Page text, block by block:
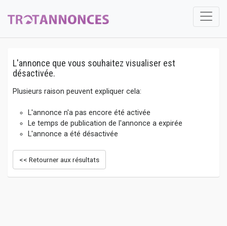
L'annonce que vous souhaitez visualiser est
désactivée.
Plusieurs raison peuvent expliquer cela:
L'annonce n'a pas encore été activée
Le temps de publication de l'annonce a expirée
L'annonce a été désactivée
<< Retourner aux résultats